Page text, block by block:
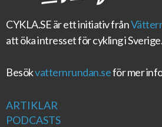
CYKLA.SEär ett initiativ från
att öka intresset för cykling i Sverige.
Besökvatternrundan.seför mer
ARTIKLAR
PODCASTS